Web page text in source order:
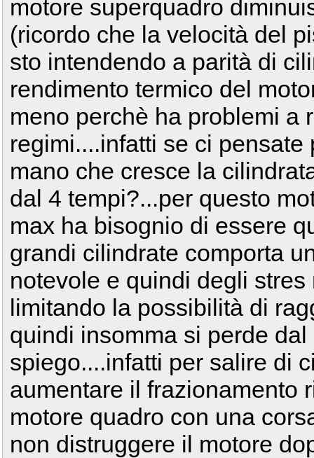
motore superquadro
(ricordo che la velocità del
sto intendendo a parità di
rendimento termico del
meno perchè ha problemi a
regimi....infatti se ci
mano che cresce la
dal 4 tempi?...per questo
max ha bisognio di essere
grandi cilindrate comporta
notevole e quindi degli
limitando la possibilità di
quindi insomma si perde
spiego....infatti per salire di
aumentare il frazionamento
motore quadro con una
non distruggere il motore